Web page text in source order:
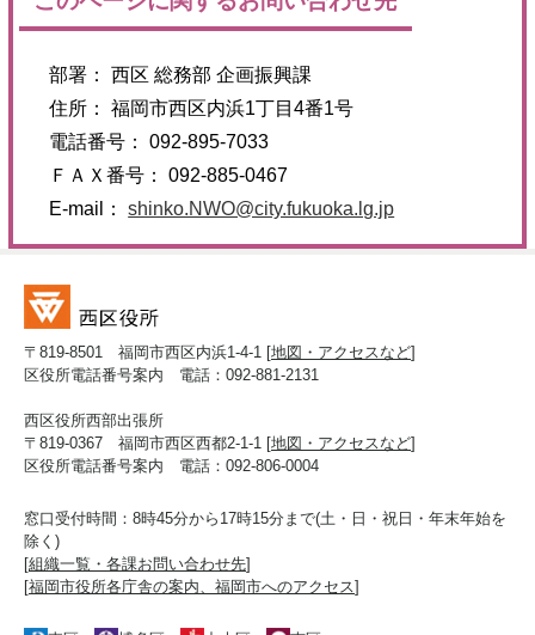
部署： 西区 総務部 企画振興課
住所： 福岡市西区内浜1丁目4番1号
電話番号： 092-895-7033
ＦＡＸ番号： 092-885-0467
E-mail：shinko.NWO@city.fukuoka.lg.jp
〒819-8501 福岡市西区内浜1-4-1 [地図・アクセスなど]
区役所電話番号案内 電話：092-881-2131
西区役所西部出張所
〒819-0367 福岡市西区西都2-1-1 [地図・アクセスなど]
区役所電話番号案内 電話：092-806-0004
窓口受付時間：8時45分から17時15分まで(土・日・祝日・年末年始を
除く)
[組織一覧・各課お問い合わせ先]
[福岡市役所各庁舎の案内、福岡市へのアクセス]